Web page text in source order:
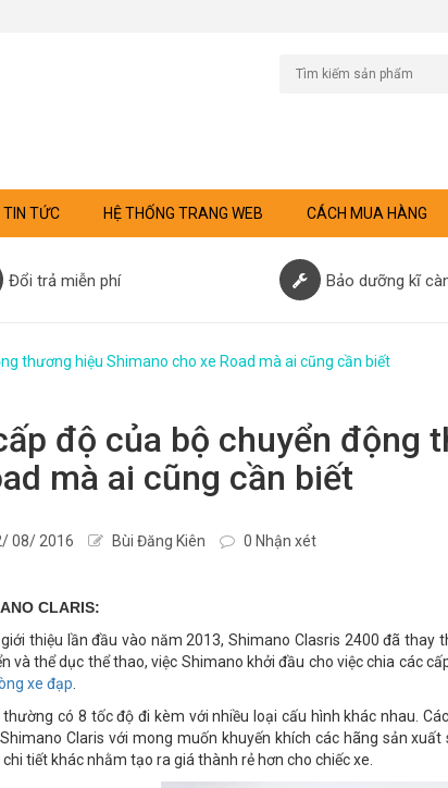
TIN TỨC HỆ THỐNG TRANG WEB CÁCH MUA HÀNG
Đổi trả miễn phí Bảo dưỡng kĩ
thương hiệu Shimano cho xe Road mà ai cũng cần biết
độ của bộ chuyển động
mà ai cũng cần biết
08/ 2016 Bùi Đăng Kiên 0 Nhận xét
CLARIS:
thiệu lần đầu vào năm 2013, Shimano Clasris 2400 đã thay
và thể dục thể thao, việc Shimano khởi đầu cho việc chia các
xe đạp
thường có 8 tốc độ đi kèm với nhiều loại cấu hình khác nhau.
Claris với mong muốn khuyến khích các hãng sản
tiết khác nhằm tạo ra giá thành rẻ hơn cho chiếc xe.